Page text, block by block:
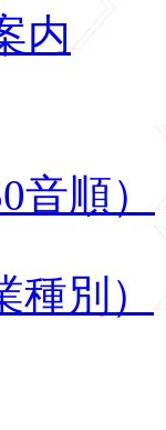
内
順）
別）